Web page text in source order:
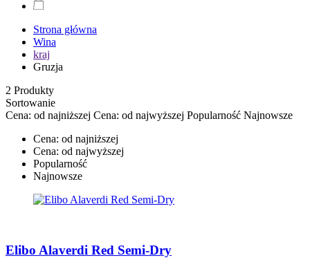
Strona główna
Wina
kraj
Gruzja
2 Produkty
Sortowanie
Cena: od najniższej Cena: od najwyższej Popularność Najnowsze
Cena: od najniższej
Cena: od najwyższej
Popularność
Najnowsze
Elibo Alaverdi Red Semi-Dry